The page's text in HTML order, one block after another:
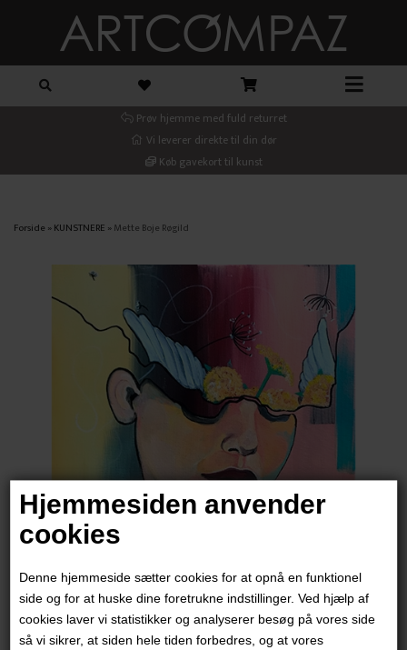
Hjemmesiden anvender
cookies
Denne hjemmeside sætter cookies for at opnå en funktionel
side og for at huske dine foretrukne indstillinger. Ved hjælp af
cookies laver vi statistikker og analyserer besøg på vores side
så vi sikrer, at siden hele tiden forbedres, og at vores
Prøv hjemme med fuld returret
Vi leverer direkte til din dør
Køb gavekort til kunst
Forside »KUNSTNERE »Mette Boje Røgild